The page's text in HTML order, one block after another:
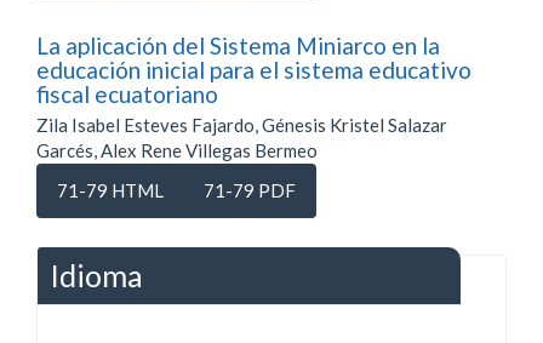
La aplicación del Sistema Miniarco en la
educación inicial para el sistema educativo
fiscal ecuatoriano
Zila Isabel Esteves Fajardo, Génesis Kristel Salazar
Garcés, Alex Rene Villegas Bermeo
71-79 HTML
71-79 PDF
Idioma